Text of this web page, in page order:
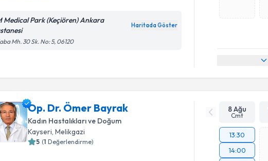
Medical Park (Keçiören) Ankara
Haritada Göster
Mh. 30 Sk. No: 5, 06120
Op. Dr. Ömer Bayrak
Kadın Hastalıkları ve Doğum
Kayseri, Melikgazi
5 (1 Değerlendirme)
8 Ağu
Cmt
13:30
14:00